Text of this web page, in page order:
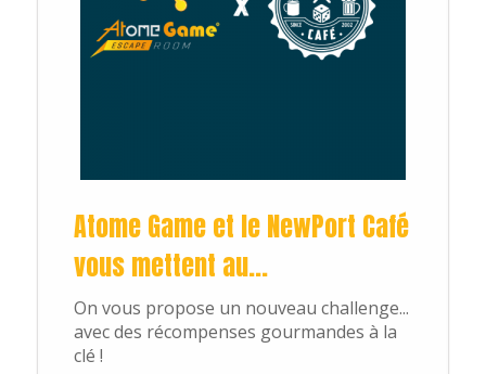
Atome Game et le NewPort Café
vous mettent au...
On vous propose un nouveau challenge...
avec des récompenses gourmandes à la
clé !